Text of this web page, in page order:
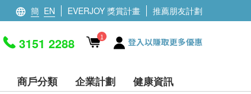
簡 EN EVERJOY 獎賞計畫 推薦朋友計劃
3151 2288 1 登入以賺取更多優惠
商戶分類 企業計劃 健康資訊